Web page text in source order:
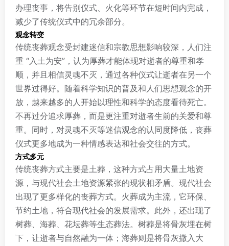
办理丧事，将告别仪式、火化等环节在短时间内完成，
减少了传统仪式中的冗余部分。
观念转变
传统丧葬观念受封建迷信和宗教思想影响较深，人们注
重 “入土为安”，认为厚葬才能体现对逝者的尊重和孝
顺，并且相信灵魂不灭，通过各种仪式让逝者在另一个
世界过得好。随着科学知识的普及和人们思想观念的开
放，越来越多的人开始以理性和科学的态度看待死亡。
不再过分追求厚葬，而是更注重对逝者生前的关爱和尊
重。同时，对灵魂不灭等迷信观念的认同度降低，丧葬
仪式更多地成为一种情感表达和社会交往的方式。
方式多元
传统丧葬方式主要是土葬，这种方式占用大量土地资
源，与现代社会土地资源紧张的现状相矛盾。现代社会
出现了更多样化的丧葬方式。火葬成为主流，它环保、
节约土地，符合现代社会的发展需求。此外，还出现了
树葬、海葬、花坛葬等生态葬法。树葬是将骨灰埋在树
下，让逝者与自然融为一体；海葬则是将骨灰撒入大